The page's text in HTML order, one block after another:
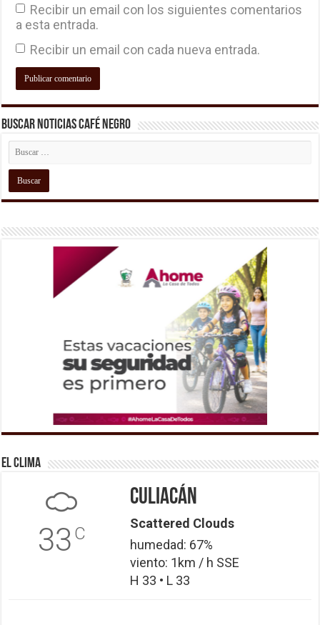
Recibir un email con los siguientes comentarios
a esta entrada.
Recibir un email con cada nueva entrada.
Buscar Noticias Café Negro
El Clima
33 C
Culiacán
Scattered Clouds
humedad: 67%
viento: 1km / h SSE
H 33 • L 33